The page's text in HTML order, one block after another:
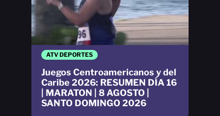
ATV DEPORTES
Juegos Centroamericanos y del
Caribe 2026: RESUMEN DÍA 16
| MARATON | 8 AGOSTO |
SANTO DOMINGO 2026